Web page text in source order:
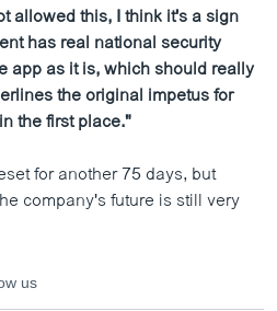
allowed this, I think it's a sign
has real national security
app as it is, which should really
the original impetus for
the first place."
for another 75 days, but
company's future is still very
us